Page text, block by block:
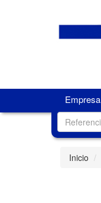
Empresa
Inicio